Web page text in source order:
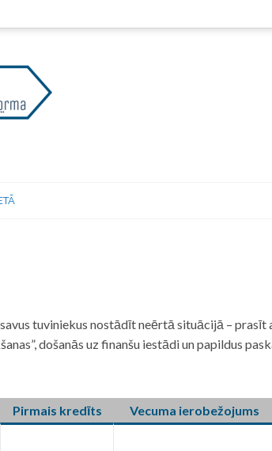
tuviniekus nostādīt neērtā situācijā – prasīt
došanās uz finanšu iestādi un papildus
Pirmais kredīts Vecuma ierobežojums